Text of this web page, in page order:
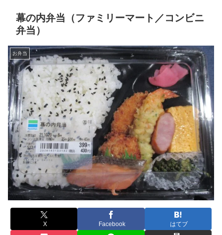
幕の内弁当（ファミリーマート／コンビニ
弁当）
お弁当
X Facebook はてブ